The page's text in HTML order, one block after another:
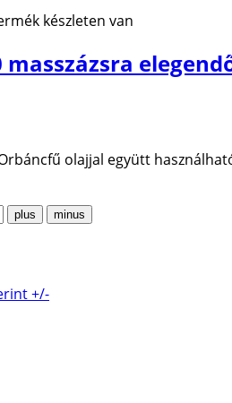
készleten van
masszázsra
olajjal együtt
+/-